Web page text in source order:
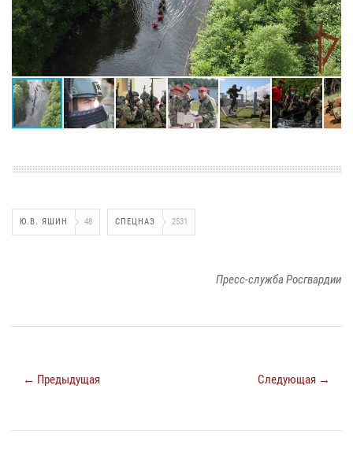
Ю.В. ЯШИН 48 СПЕЦНАЗ 2531
Пресс-служба Росгвардии
← Предыдущая Следующая →